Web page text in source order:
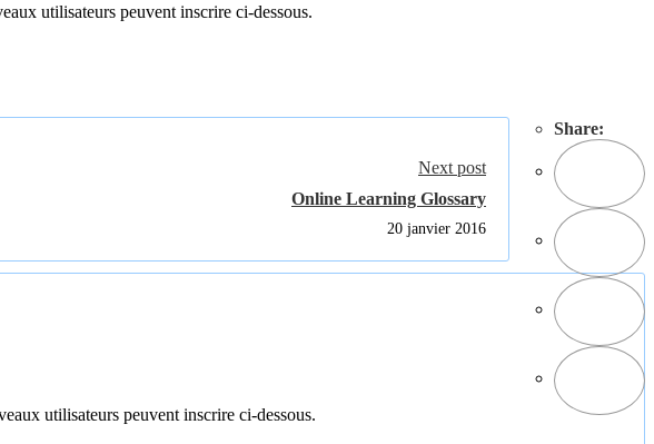
utilisateurs peuvent inscrire ci-dessous.
Share:
Next post
Online Learning Glossary
20 janvier 2016
utilisateurs peuvent inscrire ci-dessous.